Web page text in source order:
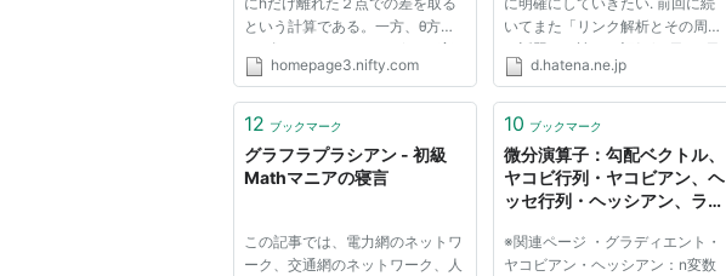
という計算である。一方、θ方向
にh進むためには、θをh/rだけ変
化させなくてはいけない。φ方向
くてはいけないのである。よっ
homepage3.nifty.com
いてまた「リンク解析とその周辺
の話題」を読んだ記録(三日, 四日
目)ですが, 内容についてはスライ
的なことのみを記述します. しか
d.hatena.ne.jp
12 ブックマーク
グラフラプラシアン - 初級
Mathマニアの寝言
この記事では、電力網のネットワ
ーク、交通網のネットワーク、人
10 ブックマーク
微分演算子：勾配ベクトル、
ヤコビ行列・ヤコビアン、ヘ
ッセ行列・ヘッシアン、ラプ
※関連ページ ・グラディエント・
ヤコビアン・ヘッシアン：n変数